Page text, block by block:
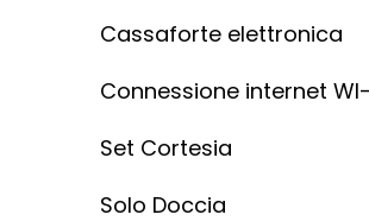
Cassaforte elettronica
Connessione internet
Set Cortesia
Solo Doccia